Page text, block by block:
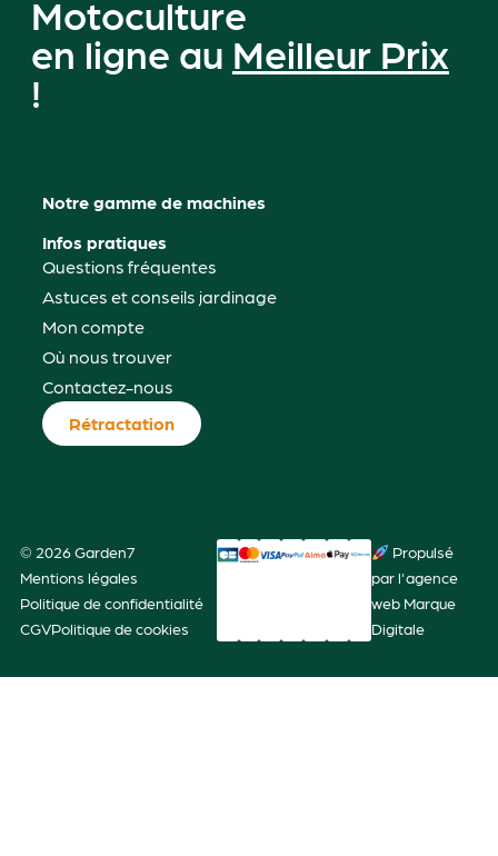
Motoculture
en ligne au Meilleur Prix
!
Notre gamme de machines
Infos pratiques
Questions fréquentes
Astuces et conseils jardinage
Mon compte
Où nous trouver
Contactez-nous
Rétractation
© 2026 Garden7
Mentions légales
Politique de confidentialité
CGVPolitique de cookies
Propulsé
par l'agence
web Marque
Digitale